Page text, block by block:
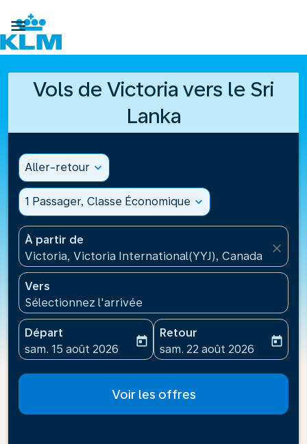

Vols de Victoria vers le Sri
Lanka
Aller-retour expand_more
1 Passager, Classe Économique expand_more
À partir de
Victoria, Victoria International(YYJ), Canada
close
Vers
Sélectionnez l'arrivée
Départ
fc-booking-departure-date-aria-label
sam. 15 août 2026
today
Retour
fc-booking-return-date-
sam. 22 août 2026
today
Voir les offres